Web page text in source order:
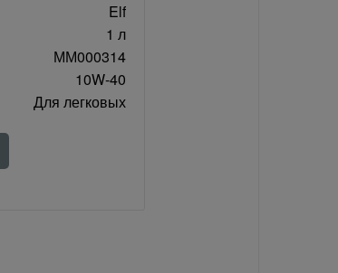
Elf
1 л
ММ000314
10W-40
Для легковых